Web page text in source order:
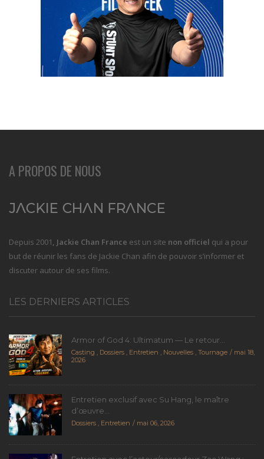
A PROPOS DE NOUS
Depuis 2001, Jackie Chan France est un site non officiel qui a pour
but de réunir les fans de Jackie Chan afin de pouvoir s’informer et
discuter autour de ses films.
LES DERNIERS ARTICLES
Armor of God 4: Ultimatum — Le retour...
Casting , Dossiers , Entretien , Nouvelles , Tournage
mai 18,
2026
Entretien exclusif avec Su Hang, le maître
d’œuvre...
Dossiers , Entretien mai 06, 2026